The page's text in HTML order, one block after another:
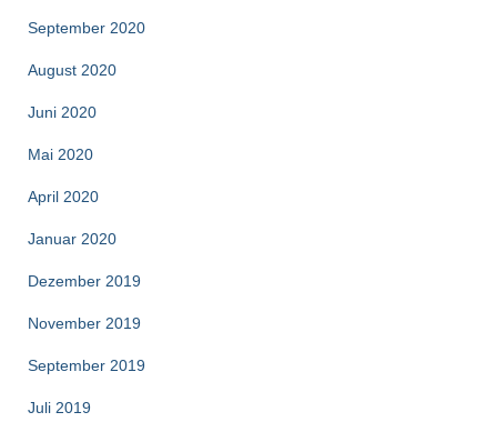
September 2020
August 2020
Juni 2020
Mai 2020
April 2020
Januar 2020
Dezember 2019
November 2019
September 2019
Juli 2019